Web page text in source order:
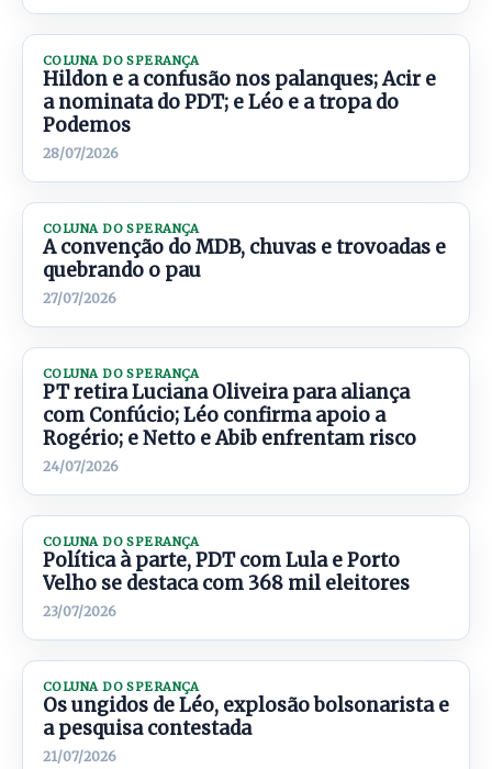
COLUNA DO SPERANÇA
Hildon e a confusão nos palanques; Acir e
a nominata do PDT; e Léo e a tropa do
Podemos
28/07/2026
COLUNA DO SPERANÇA
A convenção do MDB, chuvas e trovoadas e
quebrando o pau
27/07/2026
COLUNA DO SPERANÇA
PT retira Luciana Oliveira para aliança
com Confúcio; Léo confirma apoio a
Rogério; e Netto e Abib enfrentam risco
24/07/2026
COLUNA DO SPERANÇA
Política à parte, PDT com Lula e Porto
Velho se destaca com 368 mil eleitores
23/07/2026
COLUNA DO SPERANÇA
Os ungidos de Léo, explosão bolsonarista e
a pesquisa contestada
21/07/2026